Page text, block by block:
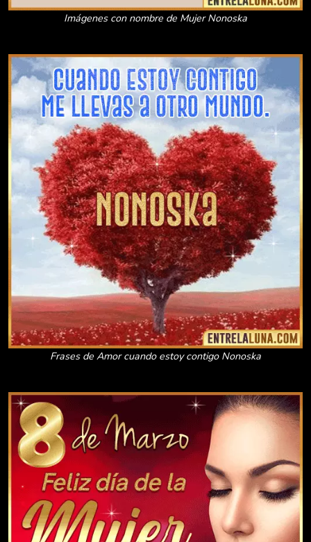
Imágenes con nombre de Mujer Nonoska
Frases de Amor cuando estoy contigo Nonoska